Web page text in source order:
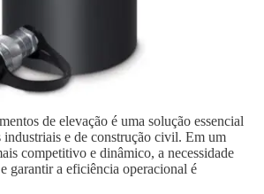
de elevação é uma solução essencial
industriais e de construção civil. Em um
competitivo e dinâmico, a necessidade
garantir a eficiência operacional é